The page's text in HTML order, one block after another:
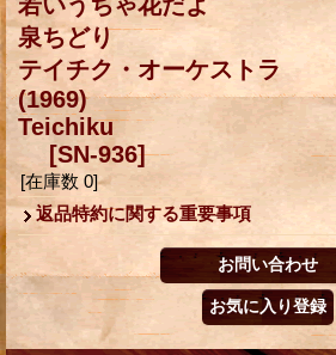
泉ちどり
テイチク・オーケストラ
(1969)
Teichiku
[SN-936]
[在庫数 0]
返品特約に関する重要事項